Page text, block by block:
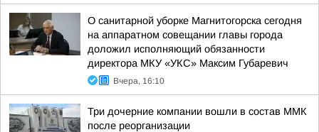
О санитарной уборке Магнитогорска сегодня
на аппаратном совещании главы города
доложил исполняющий обязанности
директора МКУ «УКС» Максим Губаревич
Вчера, 16:10
Три дочерние компании вошли в состав ММК
после реорганизации